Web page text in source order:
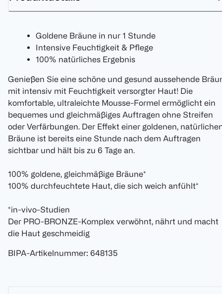
Goldene Bräune in nur 1 Stunde
Intensive Feuchtigkeit & Pflege
100% natürliches Ergebnis
Genießen Sie eine schöne und gesund aussehende
mit intensiv mit Feuchtigkeit versorgter Haut! Die
komfortable, ultraleichte Mousse-Formel ermöglicht ein
bequemes und gleichmäßiges Auftragen ohne Streifen
oder Verfärbungen. Der Effekt einer goldenen,
Bräune ist bereits eine Stunde nach dem Auftragen
sichtbar und hält bis zu 6 Tage an.
100% goldene, gleichmäßige Bräune*
100% durchfeuchtete Haut, die sich weich anfühlt*
*in-vivo-Studien
Der PRO-BRONZE-Komplex verwöhnt, nährt und macht
die Haut geschmeidig
BIPA-Artikelnummer: 648135